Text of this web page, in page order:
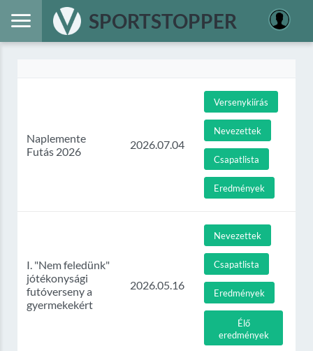
SPORTSTOPPER
Naplemente
Futás 2026
2026.07.04
Versenykiírás
Nevezettek
Csapatlista
Eredmények
I. "Nem feledünk"
jótékonysági
futóverseny a
gyermekekért
2026.05.16
Nevezettek
Csapatlista
Eredmények
Élő
eredmények